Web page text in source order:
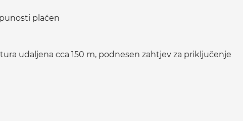
plaćen
udaljena cca 150 m, podnesen zahtjev za priključenje